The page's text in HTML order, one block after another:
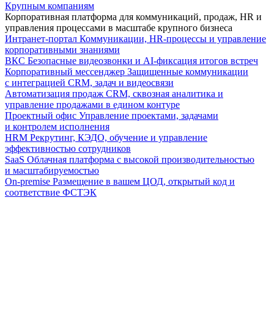
Крупным компаниям
Корпоративная платформа для коммуникаций, продаж, HR и
управления процессами в масштабе крупного бизнеса
Интранет-портал Коммуникации, HR-процессы и управление
корпоративными знаниями
ВКС Безопасные видеозвонки и AI-фиксация итогов встреч
Корпоративный мессенджер Защищенные коммуникации
с интеграцией CRM, задач и видеосвязи
Автоматизация продаж CRM, сквозная аналитика и
управление продажами в едином контуре
Проектный офис Управление проектами, задачами
и контролем исполнения
HRM Рекрутинг, КЭДО, обучение и управление
эффективностью сотрудников
SaaS Облачная платформа с высокой производительностью
и масштабируемостью
On-premise Размещение в вашем ЦОД, открытый код и
соответствие ФСТЭК